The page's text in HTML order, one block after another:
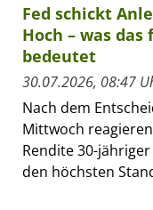
Fed schickt
Hoch – was
bedeutet
30.07.2026, 08:47
Nach dem
Mittwoch
Rendite 30-
den höchsten